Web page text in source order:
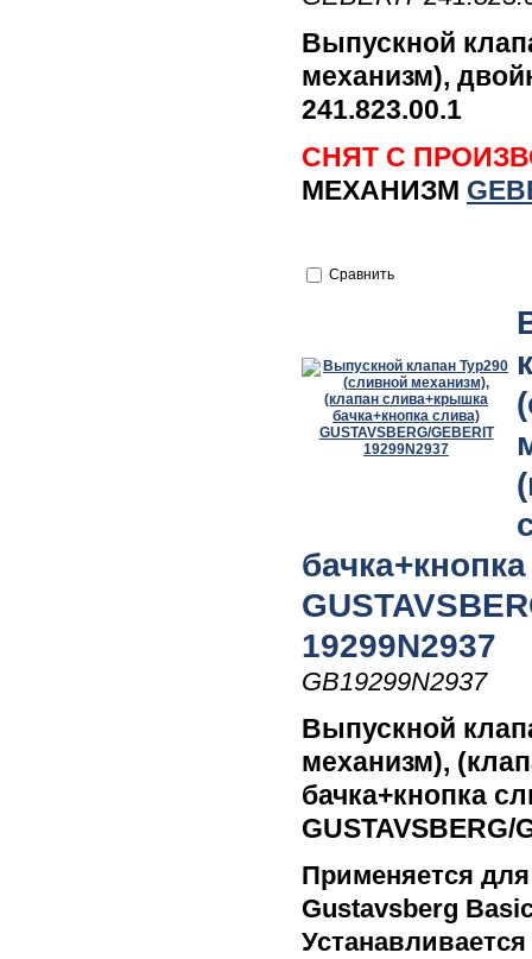
Выпускной
механизм),
241.823.00.1
СНЯТ С
МЕХАНИЗМ
Сравнить
19299N2937
GB19299N2937
Выпускной
механизм),
бачка+кнопка
GUSTAVSBERG/
Применяется
Gustavsberg